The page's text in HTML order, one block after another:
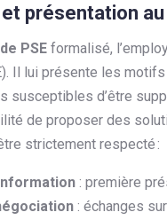
présentation au
PSE formalisé,
Il lui présente les
susceptibles d’être
de proposer des
strictement respecté :
: première
: échanges